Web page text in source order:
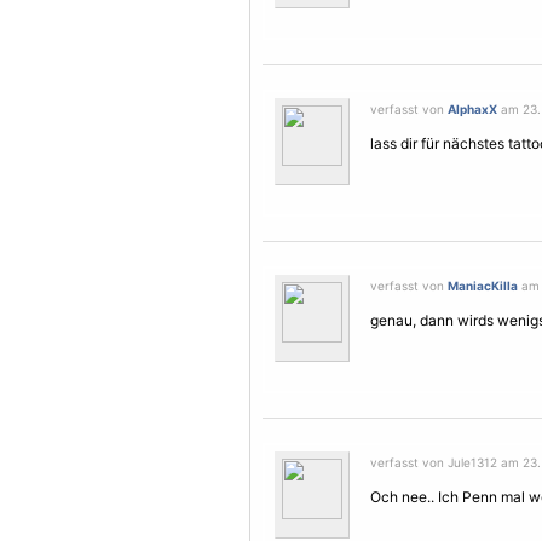
verfasst von AlphaxX am
lass dir für nächstes
verfasst von ManiacKilla am
genau, dann wirds
verfasst von Jule1312 am
Och nee.. Ich Penn mal